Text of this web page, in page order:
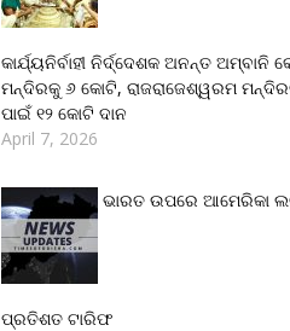
କାର୍ଯ୍ୟନିର୍ବାହୀ ନିର୍ଦ୍ଦେଶକ ଅନନ୍ତ ଅମ୍ବାନି
ମନ୍ଦିରକୁ ୬ କୋଟି, ରାଜରାଜେଶ୍ୱରମ ମନ୍ଦିରର
ପାଇଁ ୧୨ କୋଟି ଦାନ
April 7, 2026
ଭାରତ ଉପରେ ଆମେରିକା
ପ୍ରତିଶତ ଟାରିଫ